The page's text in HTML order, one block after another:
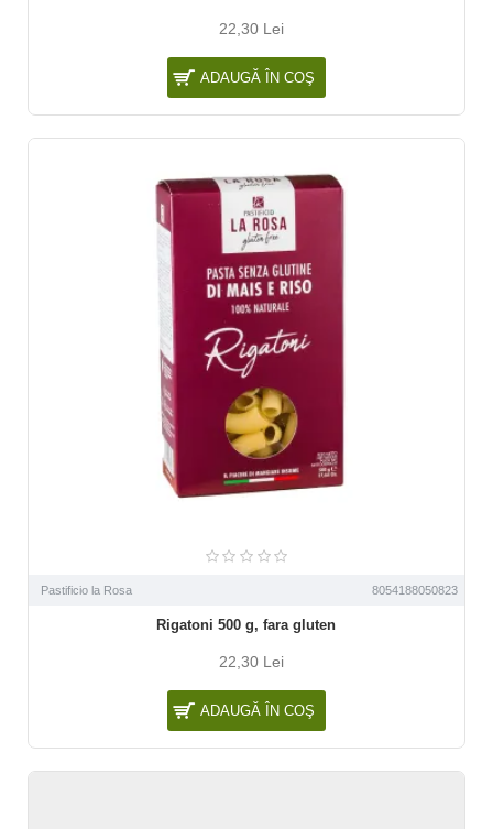
22,30 Lei
ADAUGĂ ÎN COŞ
Pastificio la Rosa 8054188050823
Rigatoni 500 g, fara gluten
22,30 Lei
ADAUGĂ ÎN COŞ